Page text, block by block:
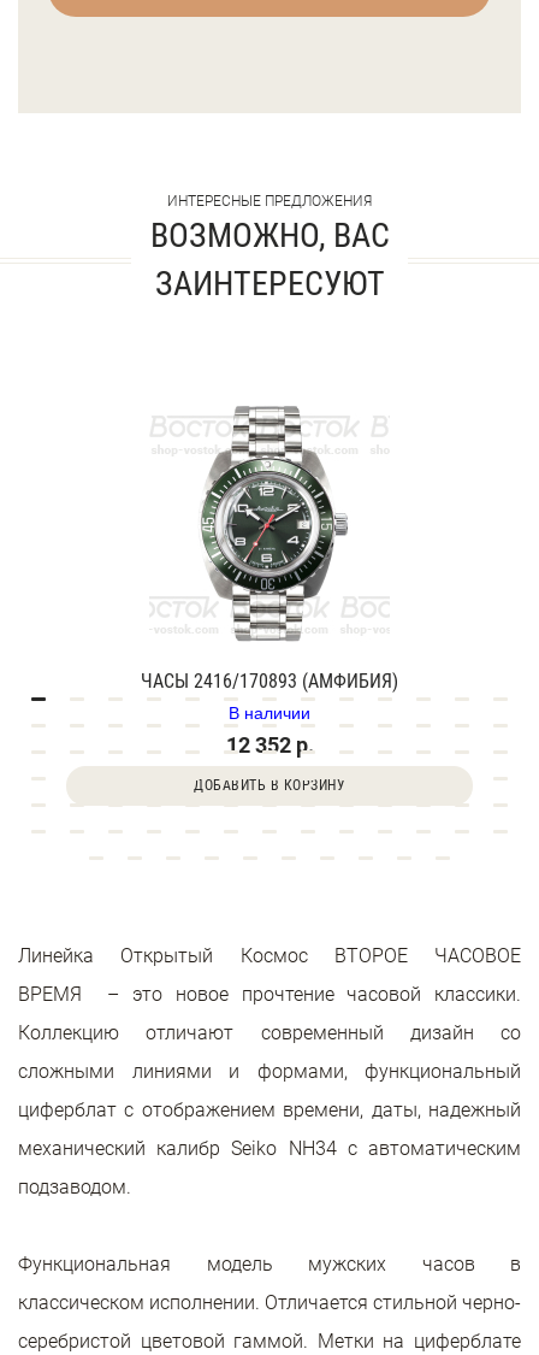
ИНТЕРЕСНЫЕ ПРЕДЛОЖЕНИЯ
ВОЗМОЖНО, ВАС
ЗАИНТЕРЕСУЮТ
ЧАСЫ 2416/170893 (АМФИБИЯ)
В наличии
12 352 р.
ДОБАВИТЬ В КОРЗИНУ
Линейка Открытый Космос ВТОРОЕ ЧАСОВОЕ
ВРЕМЯ – это новое прочтение часовой классики.
Коллекцию отличают современный дизайн со
сложными линиями и формами, функциональный
циферблат с отображением времени, даты, надежный
механический калибр Seiko NH34 с автоматическим
подзаводом.
Функциональная модель мужских часов в
классическом исполнении. Отличается стильной черно-
серебристой цветовой гаммой. Метки на циферблате